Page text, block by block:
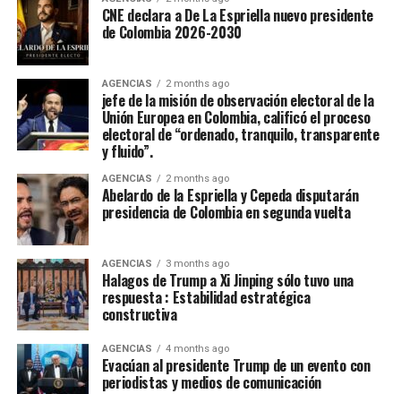
Jania Raquel Osorio Mejia, representante del
departamento de Cordoba, fue coronada como la nueva
embajadora Nacional del Folclor Colombiano
Con un balance muy positivo para la economía regional,
la alta afluencia de turistas, la gran ocupación hotelera y
Enfoque Periodistico y “Florida News” , da sus
agradecimientos a la Gobernación Del tolima, La
Alcaldía de Ibagué, a Cristian Torres jefe de prensa y
comunicaciónes de la alcaldia, Mauricio Hernandez Cala
secretario de cultura de Ibague y a todo ese gran grupo
de trabajo en las diferentes áreas que con su
profesionalismo, dedicación y arduo trabajo mantienen
en alto el orgullo Ibaguereño.
CNE declara a De La Espriella nuevo presidente
de Colombia 2026-2030
AGENCIAS 2 months ago
jefe de la misión de observación electoral de la
Unión Europea en Colombia, calificó el proceso
electoral de “ordenado, tranquilo, transparente
y fluido”.
AGENCIAS 2 months ago
Abelardo de la Espriella y Cepeda disputarán
presidencia de Colombia en segunda vuelta
AGENCIAS 3 months ago
Halagos de Trump a Xi Jinping sólo tuvo una
respuesta : Estabilidad estratégica
constructiva
AGENCIAS 4 months ago
Evacúan al presidente Trump de un evento con
periodistas y medios de comunicación